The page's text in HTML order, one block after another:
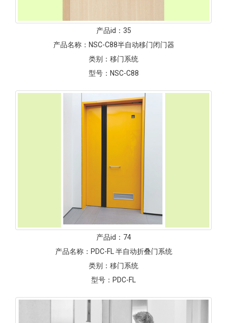
产品id： 35
产品名称： NSC-C88半自动移门闭门器
类别： 移门系统
型号： NSC-C88
产品id： 74
产品名称： PDC-FL 半自动折叠门系统
类别： 移门系统
型号： PDC-FL